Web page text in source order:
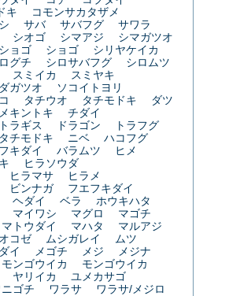
キ
コモンサカタザメ
サバ サバフグ
サワラ
シオゴ シマアジ
シマガツオ
ショゴ ショゴ
シリヤケイカ
グチ シロサバフグ
シロムツ
スミイカ
スミヤキ
ガツオ
ソコイトヨリ
タチウオ タチモドキ
ダツ
キントキ
チダイ
トラギス ドラゴン
トラフグ
チモドキ ニベ
ハコフグ
キダイ バラムツ
ヒメ
ヒラソウダ
ヒラマサ
ヒラメ
ビンナガ
フエフキダイ
ヘダイ ベラ
ホウキハタ
マイワシ マグロ
マゴチ
マトウダイ マハタ
マルアジ
コゼ ムシガレイ
ムツ
イ メゴチ メジ
メジナ
モンゴウイカ
モンゴウイカ
ヤリイカ
ユメカサゴ
ゴチ ワラサ ワラサ/メジロ